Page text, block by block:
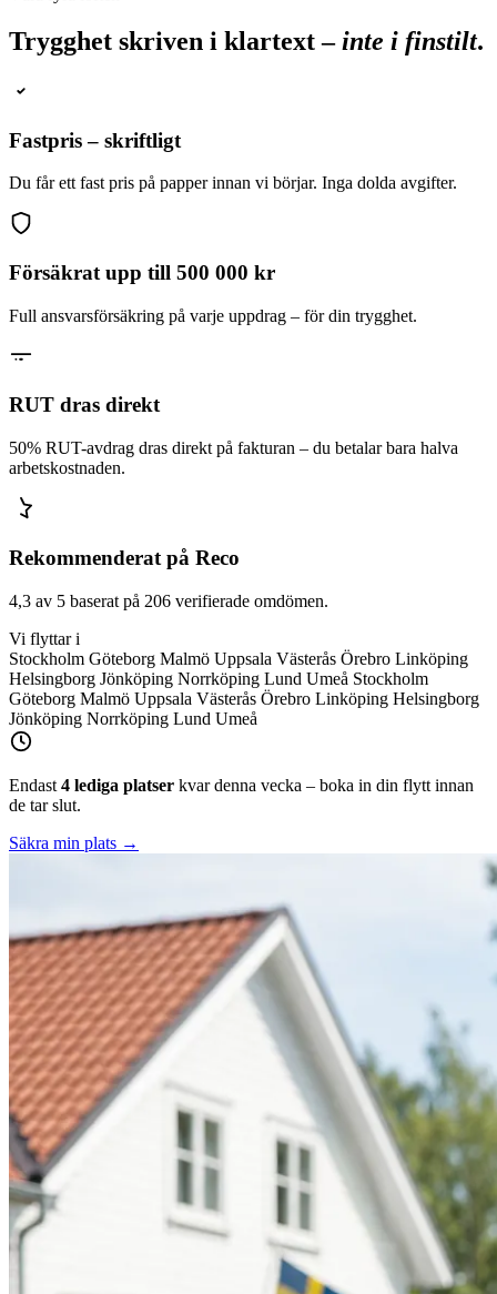
Trygghet skriven i klartext –inte i finstilt.
Fastpris – skriftligt
Du får ett fast pris på papper innan vi börjar. Inga dolda avgifter.
Försäkrat upp till 500 000 kr
Full ansvarsförsäkring på varje uppdrag – för din trygghet.
RUT dras direkt
50% RUT-avdrag dras direkt på fakturan – du betalar bara halva
arbetskostnaden.
Rekommenderat på Reco
4,3 av 5 baserat på 206 verifierade omdömen.
Vi flyttar i
Stockholm Göteborg Malmö Uppsala Västerås Örebro Linköping
Helsingborg Jönköping Norrköping Lund Umeå Stockholm
Göteborg Malmö Uppsala Västerås Örebro Linköping Helsingborg
Jönköping Norrköping Lund Umeå
Endast 4 lediga platser kvar denna vecka – boka in din flytt innan
de tar slut.
Säkra min plats →